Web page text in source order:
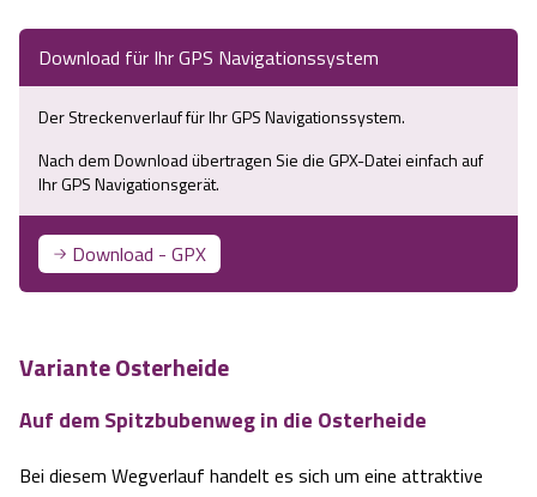
Service
Anreise
Wandern ohne Gepäck
Landschaftsführungen
Touristinformationen
Katalogbestellung
Variante Osterheide
Auf dem Spitzbubenweg in die Osterheide
Bei diesem Wegverlauf handelt es sich um eine attraktive
Download für Ihr GPS Navigationssystem
Der Streckenverlauf für Ihr GPS Navigationssystem.
Nach dem Download übertragen Sie die GPX-Datei einfach auf
Ihr GPS Navigationsgerät.
Download - GPX